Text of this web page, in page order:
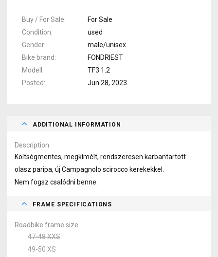
Buy / For Sale
For Sale
Condition
used
Gender
male/unisex
Bike brand
FONDRIEST
Modell
TF3 1.2
Posted
Jun 28, 2023
ADDITIONAL INFORMATION
Description
Költségmentes, megkímélt, rendszeresen karbantartott
olasz paripa, új Campagnolo scirocco kerekekkel.
Nem fogsz csalódni benne.
FRAME SPECIFICATIONS
Roadbike frame size
47-48 XXS
49-50 XS